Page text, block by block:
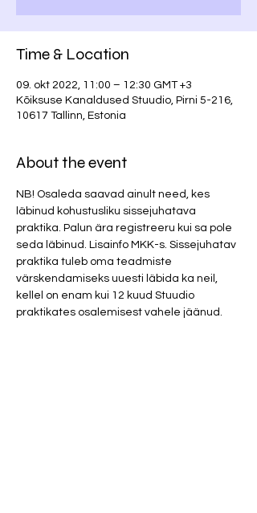
Time & Location
09. okt 2022, 11:00 – 12:30 GMT +3
Kõiksuse Kanaldused Stuudio, Pirni 5-216,
10617 Tallinn, Estonia
About the event
NB! Osaleda saavad ainult need, kes
läbinud kohustusliku sissejuhatava
praktika. Palun ära registreeru kui sa pole
seda läbinud. Lisainfo MKK-s. Sissejuhatav
praktika tuleb oma teadmiste
värskendamiseks uuesti läbida ka neil,
kellel on enam kui 12 kuud Stuudio
praktikates osalemisest vahele jäänud.